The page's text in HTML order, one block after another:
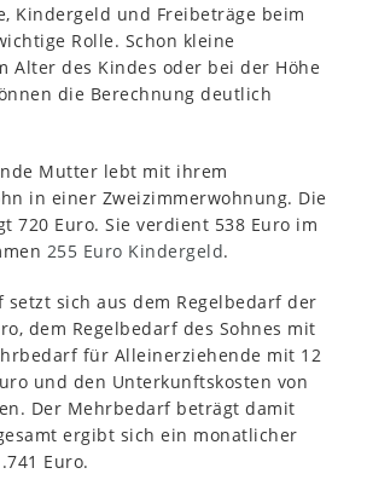
Kindergeld und Freibeträge beim
Rolle. Schon kleine
Alter des Kindes oder bei der Höhe
die Berechnung deutlich
Mutter lebt mit ihrem
in einer Zweizimmerwohnung. Die
720 Euro. Sie verdient 538 Euro im
255 Euro Kindergeld.
setzt sich aus dem Regelbedarf der
dem Regelbedarf des Sohnes mit
für Alleinerziehende mit 12
und den Unterkunftskosten von
Der Mehrbedarf beträgt damit
ergibt sich ein monatlicher
Euro.